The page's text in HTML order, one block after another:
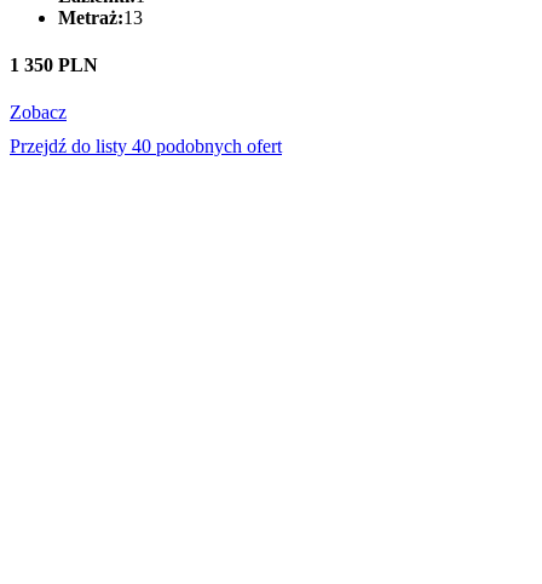
Metraż:13
1 350 PLN
Zobacz
Przejdź do listy 40 podobnych ofert